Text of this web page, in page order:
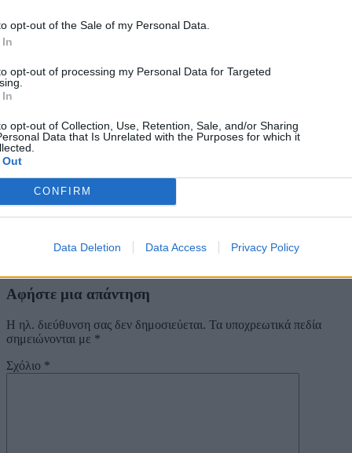
opt-out of the Sale of my Personal Data.
opt-out of processing my Personal Data for Targeted
opt-out of Collection, Use, Retention, Sale, and/or Sharing
Data that Is Unrelated with the Purposes for which it
CONFIRM
Data Deletion Data Access Privacy Policy
Owner and Editor in Chief! Από μικρό με τράβαγε ότι είχε
κουμπιά. Ξεκίνησα με Atari 2600 και μια AMIGA 500. Από τότε
δεν έχω σταματήσει ποτέ να ασχολούμαι με την τεχνολογία και
υπολογιστών και δικτύων, ενώ έχω και σπουδές στη Σχολή
Θετικών Επιστημών του Πανεπιστημείου Αιγαίου. Τώρα κάθε
μέρα βρίσκομαι περιτριγυρισμένος από δεκάδες smartphones και
χρόνο μου, έχει gaming και απέλπιδες προσπάθειες να μάθω
κιθάρα!
Αφήστε μια απάντηση
Η ηλ. διεύθυνση σας δεν δημοσιεύεται. Τα υποχρεωτικά πεδία
σημειώνονται με *
Σχόλιο *